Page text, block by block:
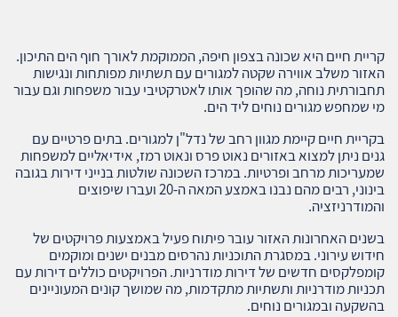
קריית חיים היא שכונה בצפון חיפה, הממוקמת לאורך חוף הים התיכון.
האזור משלב אווירה שקטה למגורים עם תשתיות מפותחות ונגישות
תחבורתית נוחה, מה שהופך אותו לאטרקטיבי עבור משפחות וגם עבור
מי שמחפש מגורים נוחים ליד הים.
בקריית חיים קיימת מגוון רחב של נדל"ן למגורים. בתים פרטיים עם
גנים ניתן למצוא באזורים נאוט פרס ונאוט רמז, אידיאליים למשפחות
שמעריכות מרחב ופרטיות. במרכז השכונה שולטות בנייני דירות בגובה
בינוני, רבים מהם נבנו באמצע המאה ה-20 ועברו שיפוצים
והמודרניזציה.
בשנים האחרונות האזור עובר פיתוח פעיל באמצעות פרויקטים של
חידוש עירוני. במסגרת התוכניות נהרסים מבנים ישנים ומוקמים
קומפלקסים חדשים של דירות מודרניות. הפרויקטים כוללים דירות עם
תכניות מודרניות ותשתיות מתקדמות, מה שמושך קונים המעוניינים
בהשקעה ובמגורים נוחים.